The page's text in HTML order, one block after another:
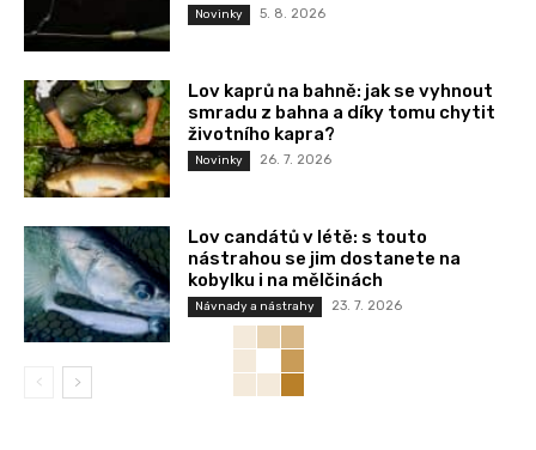
Novinky 5. 8. 2026
Lov kaprů na bahně: jak se vyhnout
smradu z bahna a díky tomu chytit
životního kapra?
Novinky 26. 7. 2026
Lov candátů v létě: s touto
nástrahou se jim dostanete na
kobylku i na mělčinách
Návnady a nástrahy 23. 7. 2026